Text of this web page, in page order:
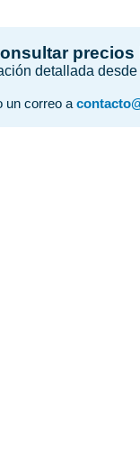
detallada desde
un correo a